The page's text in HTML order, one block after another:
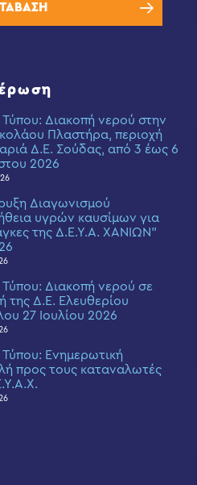
Τύπου: Διακοπή νερού στην
Πλαστήρα, περιοχή
Δ.Ε. Σούδας, από 3 έως 6
2026
Διαγωνισμού
υγρών καυσίμων για
της Δ.Ε.Υ.Α. ΧΑΝΙΩΝ”
Τύπου: Διακοπή νερού σε
της Δ.Ε. Ελευθερίου
27 Ιουλίου 2026
Τύπου: Eνημερωτική
προς τους καταναλωτές